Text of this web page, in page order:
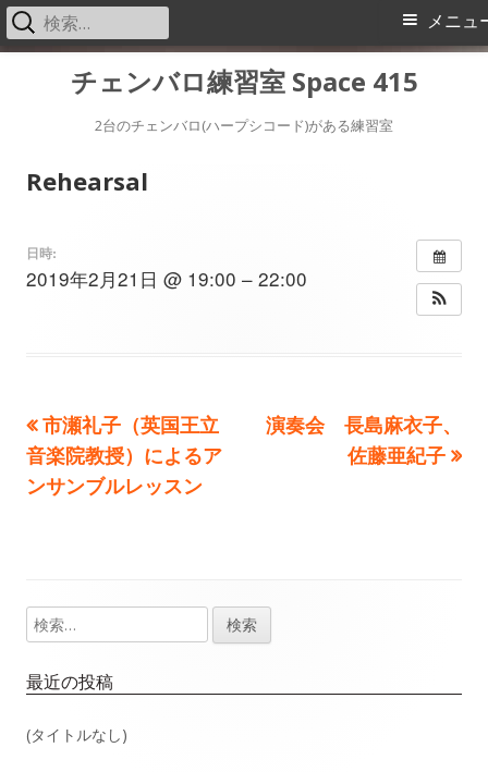
チェンバロ練習室 Space 415
2台のチェンバロ(ハープシコード)がある練習室
メ
メニュ
検
索:
Rehearsal
日時:
2019年2月21日 @ 19:00 – 22:00
投
稿
ゲ
ー
前
の
記
市瀬礼子（英国王立
音楽院教授）によるア
ンサンブルレッスン
次
演奏会 長島麻衣子、
佐藤亜紀子
メ
イ
ン
検
索:
最近の投稿
(タイトルなし)